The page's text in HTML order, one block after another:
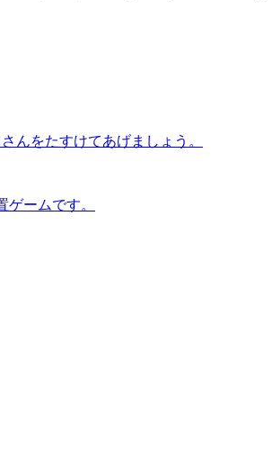
んをたすけてあげましょう。
ームです。